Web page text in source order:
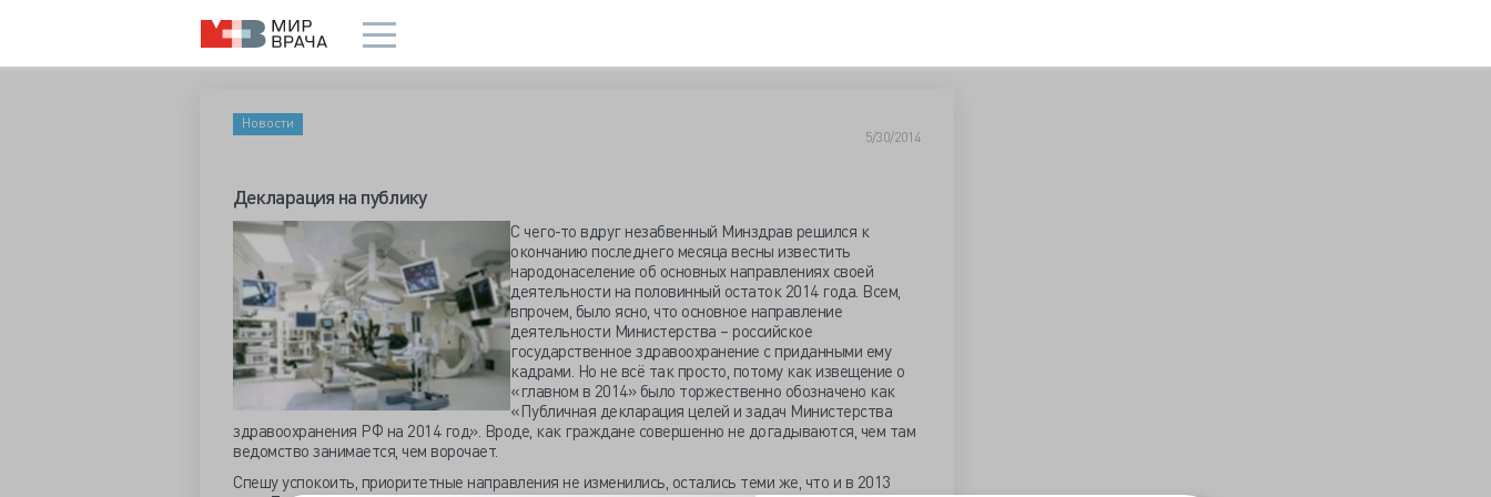
Новости
5/30/2014
Декларация на публику
С чего-то вдруг незабвенный Минздрав решился к
окончанию последнего месяца весны известить
народонаселение об основных направлениях своей
деятельности на половинный остаток 2014 года. Всем,
впрочем, было ясно, что основное направление
деятельности Министерства – российское
государственное здравоохранение с приданными ему
кадрами. Но не всё так просто, потому как извещение о
«главном в 2014» было торжественно обозначено как
«Публичная декларация целей и задач Министерства
здравоохранения РФ на 2014 год». Вроде, как граждане совершенно не догадываются, чем там
ведомство занимается, чем ворочает.
Спешу успокоить, приоритетные направления не изменились, остались теми же, что и в 2013